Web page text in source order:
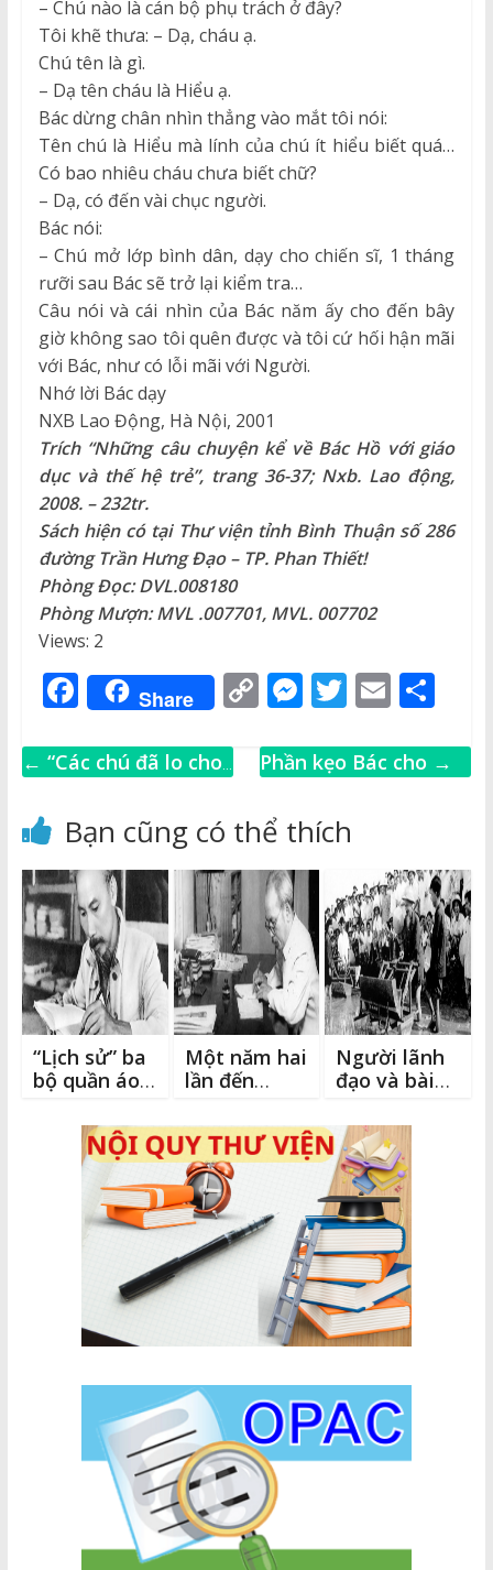
– Chú nào là cán bộ phụ trách ở đây?
Tôi khẽ thưa: – Dạ, cháu ạ.
Chú tên là gì.
– Dạ tên cháu là Hiểu ạ.
Bác dừng chân nhìn thẳng vào mắt tôi nói:
Tên chú là Hiểu mà lính của chú ít hiểu biết quá…
Có bao nhiêu cháu chưa biết chữ?
– Dạ, có đến vài chục người.
Bác nói:
– Chú mở lớp bình dân, dạy cho chiến sĩ, 1 tháng
rưỡi sau Bác sẽ trở lại kiểm tra…
Câu nói và cái nhìn của Bác năm ấy cho đến bây
giờ không sao tôi quên được và tôi cứ hối hận mãi
với Bác, như có lỗi mãi với Người.
Nhớ lời Bác dạy
NXB Lao Động, Hà Nội, 2001
Trích “Những câu chuyện kể về Bác Hồ với giáo
dục và thế hệ trẻ”, trang 36-37; Nxb. Lao động,
2008. – 232tr.
Sách hiện có tại Thư viện tỉnh Bình Thuận số 286
đường Trần Hưng Đạo – TP. Phan Thiết!
Phòng Đọc: DVL.008180
Phòng Mượn: MVL .007701, MVL. 007702
Views: 2
F
a
c
b
o
o
k
Share C
p
Li
n
k
M
ss
n
g
r
T
it
r
E
ai
S
ar
← “Các chú đã lo cho
thế nào?”
Phần kẹo Bác cho →
Bạn cũng có thể thích
“Lịch sử” ba
bộ quần áo
Một năm hai
lần đến
giam
Người lãnh
đạo và bài
dưỡng,
tránh cám
dỗ